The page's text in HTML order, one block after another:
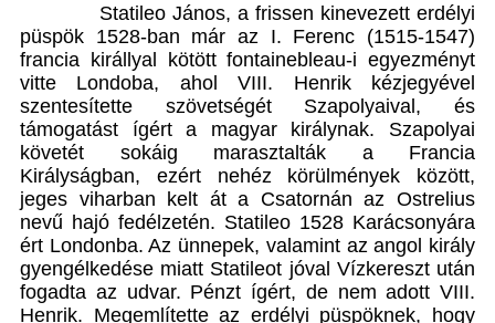
Statileo János, a frissen kinevezett erdélyi
püspök 1528-ban már az I. Ferenc (1515-1547)
francia királlyal kötött fontainebleau-i egyezményt
vitte Londoba, ahol VIII. Henrik kézjegyével
szentesítette szövetségét Szapolyaival, és
támogatást ígért a magyar királynak. Szapolyai
követét sokáig marasztalták a Francia
Királyságban, ezért nehéz körülmények között,
jeges viharban kelt át a Csatornán az Ostrelius
nevű hajó fedélzetén. Statileo 1528 Karácsonyára
ért Londonba. Az ünnepek, valamint az angol király
gyengélkedése miatt Statileot jóval Vízkereszt után
fogadta az udvar. Pénzt ígért, de nem adott VIII.
Henrik. Megemlítette az erdélyi püspöknek, hogy